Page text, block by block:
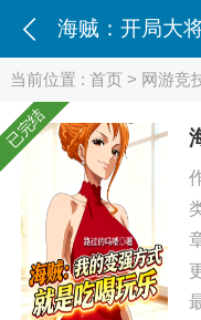
当前位置 :首页 > 网游竞
已完结